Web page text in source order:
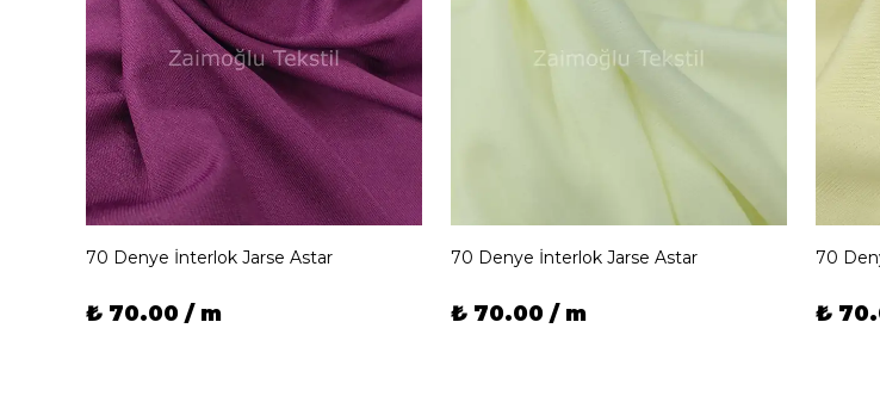
70 Denye İnterlok Jarse Astar
₺ 70.00 / m
70 Denye İnterlok Jarse Astar
₺ 70.00 / m
70
₺